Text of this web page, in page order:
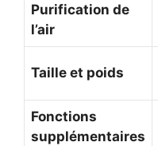
Purification de
l’air
Taille et poids
Fonctions
supplémentaires